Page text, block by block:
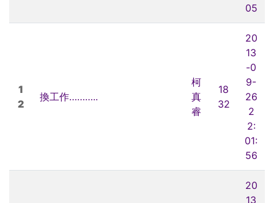
05
1
2
換工作………..
柯
真
睿
18
32
20
13
-0
9-
26
2
2:
01:
56
20
13